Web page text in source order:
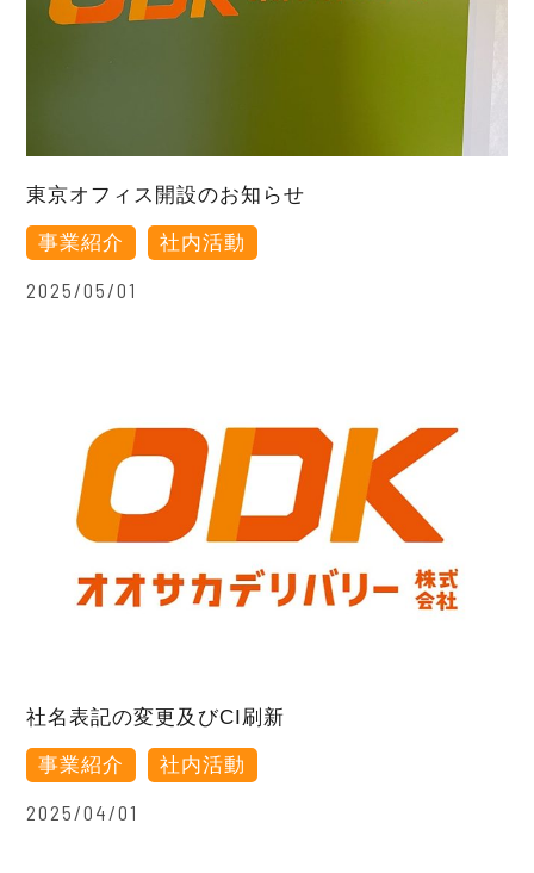
東京オフィス開設のお知らせ
事業紹介 社内活動
2025/05/01
社名表記の変更及びCI刷新
事業紹介 社内活動
2025/04/01